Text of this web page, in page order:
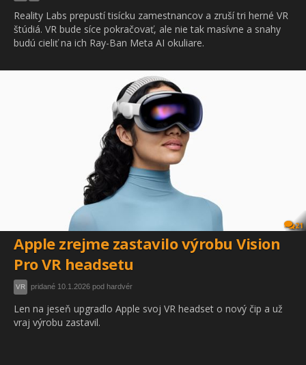
Reality Labs prepustí tisícku zamestnancov a zruší tri herné VR
štúdiá. VR bude síce pokračovať, ale nie tak masívne a snahy
budú cieliť na ich Ray-Ban Meta AI okuliare.
21
Apple zrejme zastavilo výrobu Vision
Pro VR headsetu
VR pridané 10.1.2026 pod hardvér
Len na jeseň upgradlo Apple svoj VR headset o nový čip a už
vraj výrobu zastavil.